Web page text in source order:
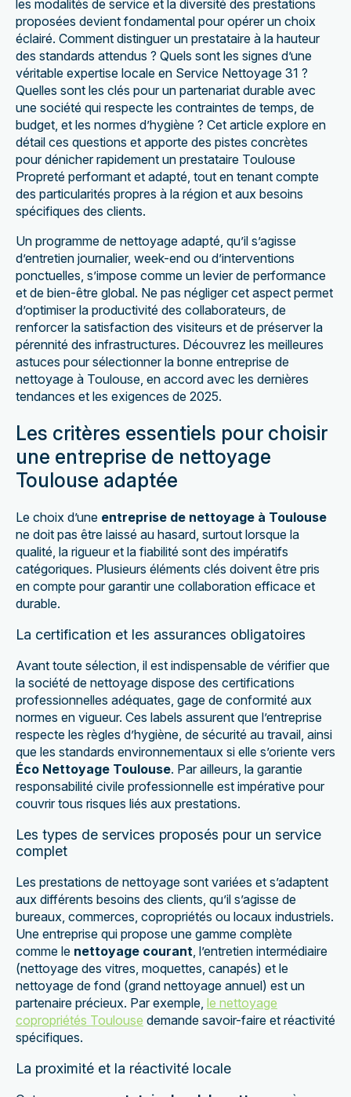
les modalités de service et la diversité des prestations
proposées devient fondamental pour opérer un choix
éclairé. Comment distinguer un prestataire à la hauteur
des standards attendus ? Quels sont les signes d’une
véritable expertise locale en Service Nettoyage 31 ?
Quelles sont les clés pour un partenariat durable avec
une société qui respecte les contraintes de temps, de
budget, et les normes d’hygiène ? Cet article explore en
détail ces questions et apporte des pistes concrètes
pour dénicher rapidement un prestataire Toulouse
Propreté performant et adapté, tout en tenant compte
des particularités propres à la région et aux besoins
spécifiques des clients.
Un programme de nettoyage adapté, qu’il s’agisse
d’entretien journalier, week-end ou d’interventions
ponctuelles, s’impose comme un levier de performance
et de bien-être global. Ne pas négliger cet aspect permet
d’optimiser la productivité des collaborateurs, de
renforcer la satisfaction des visiteurs et de préserver la
pérennité des infrastructures. Découvrez les meilleures
astuces pour sélectionner la bonne entreprise de
nettoyage à Toulouse, en accord avec les dernières
tendances et les exigences de 2025.
Les critères essentiels pour choisir
une entreprise de nettoyage
Toulouse adaptée
Le choix d’une entreprise de nettoyage à Toulouse
ne doit pas être laissé au hasard, surtout lorsque la
qualité, la rigueur et la fiabilité sont des impératifs
catégoriques. Plusieurs éléments clés doivent être pris
en compte pour garantir une collaboration efficace et
durable.
La certification et les assurances obligatoires
Avant toute sélection, il est indispensable de vérifier que
la société de nettoyage dispose des certifications
professionnelles adéquates, gage de conformité aux
normes en vigueur. Ces labels assurent que l’entreprise
respecte les règles d’hygiène, de sécurité au travail, ainsi
que les standards environnementaux si elle s’oriente vers
Éco Nettoyage Toulouse. Par ailleurs, la garantie
responsabilité civile professionnelle est impérative pour
couvrir tous risques liés aux prestations.
Les types de services proposés pour un service
complet
Les prestations de nettoyage sont variées et s’adaptent
aux différents besoins des clients, qu’il s’agisse de
bureaux, commerces, copropriétés ou locaux industriels.
Une entreprise qui propose une gamme complète
comme le nettoyage courant , l’entretien intermédiaire
(nettoyage des vitres, moquettes, canapés) et le
nettoyage de fond (grand nettoyage annuel) est un
partenaire précieux. Par exemple, le nettoyage
copropriétés Toulouse demande savoir-faire et réactivité
spécifiques.
La proximité et la réactivité locale